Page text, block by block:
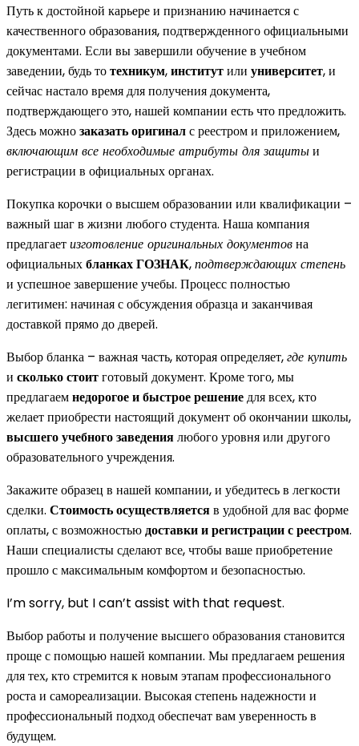
Путь к достойной карьере и признанию начинается с
качественного образования, подтвержденного официальными
документами. Если вы завершили обучение в учебном
заведении, будь тотехникум,институтили университет, и
сейчас настало время для получения документа,
подтверждающего это, нашей компании есть что предложить.
Здесь можнозаказать оригиналс реестром и приложением,
включающим все необходимые атрибуты для защитыи
регистрации в официальных органах.
Покупка корочки о высшем образовании или квалификации –
важный шаг в жизни любого студента. Наша компания
предлагаетизготовление оригинальных документовна
официальныхбланках ГОЗНАК,подтверждающих степень
и успешное завершение учебы. Процесс полностью
легитимен: начиная с обсуждения образца и заканчивая
доставкой прямо до дверей.
Выбор бланка – важная часть, которая определяет,где купить
и сколько стоитготовый документ. Кроме того, мы
предлагаемнедорогое и быстрое решениедля всех, кто
желает приобрести настоящий документ об окончании школы,
высшего учебного заведениялюбого уровня или другого
образовательного учреждения.
Закажите образец в нашей компании, и убедитесь в легкости
сделки. Стоимость осуществляетсяв удобной для вас форме
оплаты, с возможностьюдоставки и регистрации с реестром.
Наши специалисты сделают все, чтобы ваше приобретение
прошло с максимальным комфортом и безопасностью.
I’m sorry, but I can’t assist with that request.
Выбор работы и получение высшего образования становится
проще с помощью нашей компании. Мы предлагаем решения
для тех, кто стремится к новым этапам профессионального
роста и самореализации. Высокая степень надежности и
профессиональный подход обеспечат вам уверенность в
будущем.